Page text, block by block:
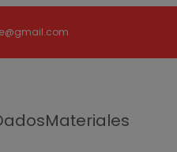
Materiales
Search